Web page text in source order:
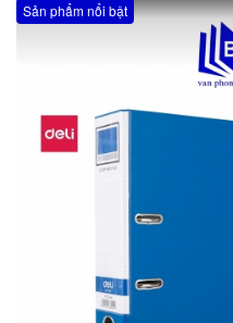
Sản phẩm nổi bật